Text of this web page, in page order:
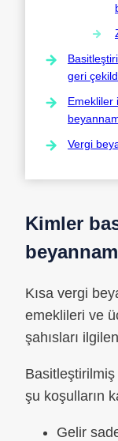
geri
Emekliler
Vergi
Kimler
Kısa vergi
emeklileri ve
şahısları
şu koşulların
Gelir